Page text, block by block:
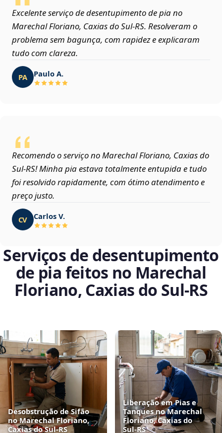
Excelente serviço de desentupimento de pia no
Marechal Floriano, Caxias do Sul‑RS. Resolveram o
problema sem bagunça, com rapidez e explicaram
tudo com clareza.
PA Paulo A.
Recomendo o serviço no Marechal Floriano, Caxias do
Sul‑RS! Minha pia estava totalmente entupida e tudo
foi resolvido rapidamente, com ótimo atendimento e
preço justo.
CV Carlos V.
Serviços de desentupimento
de pia feitos no Marechal
Floriano, Caxias do Sul‑RS
Desobstrução de Sifão
no Marechal Floriano,
Caxias do Sul‑RS
Liberação em Pias e
Tanques no Marechal
Floriano, Caxias do
Sul‑RS